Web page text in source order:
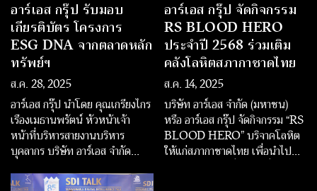
อาร์เอส กรุ๊ป รับมอบ
เกียรติบัตร โครงการ
ESG DNA จากตลาดหลัก
ทรัพย์ฯ
ส.ค. 28, 2025
อาร์เอส กรุ๊ป นำโดย คุณเกรียงไกร
เรืองเมธานพรัตน์ หัวหน้าเจ้า
หน้าที่บริหารสายงานบริหาร
บุคลากร บริษัท อาร์เอส จำกัด
โครงการ “ESG DNA” ซึ่ง
อาร์เอส กรุ๊ป จัดกิจกรรม
RS BLOOD HERO
ประจำปี 2568 ร่วมเติม
คลังโลหิตสภากาชาดไทย
ส.ค. 14, 2025
บริษัท อาร์เอส จำกัด (มหาชน)
หรือ อาร์เอส กรุ๊ป จัดกิจกรรม “RS
BLOOD HERO” บริจาคโลหิต
ให้แก่สภากาชาดไทย เพื่อนำไป